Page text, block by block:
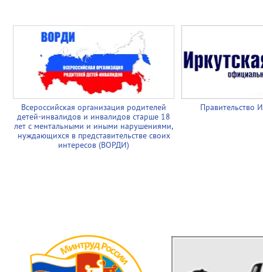
Всероссийская организация родителей
детей-инвалидов и инвалидов старше 18
лет с ментальными и иными нарушениями,
нуждающихся в представительстве своих
интересов (ВОРДИ)
Правительство